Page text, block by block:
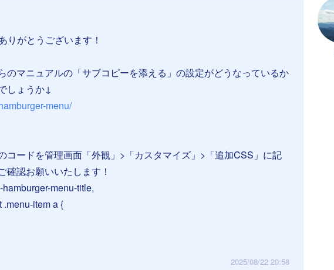
りがとうございます！
のマニュアルの「サブコピーを添える」の設定がどうなっているか
しょうか↓
menu/
コードを管理画面「外観」>「カスタマイズ」>「追加CSS」に記
確認お願いいたします！
menu-title,
item a {
2025/08/22 20:58